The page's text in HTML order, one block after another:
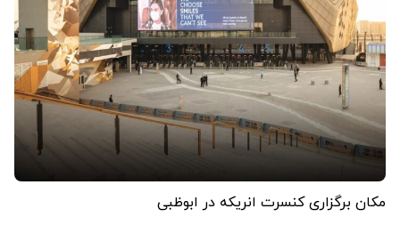
مکان برگزاری کنسرت انریکه در ابوظبی